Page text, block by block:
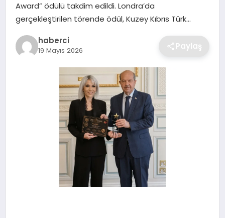
YAŞAM
Award” ödülü takdim edildi. Londra’da
gerçekleştirilen törende ödül, Kuzey Kıbrıs Türk…
haberci
19 Mayıs 2026 Paylaş